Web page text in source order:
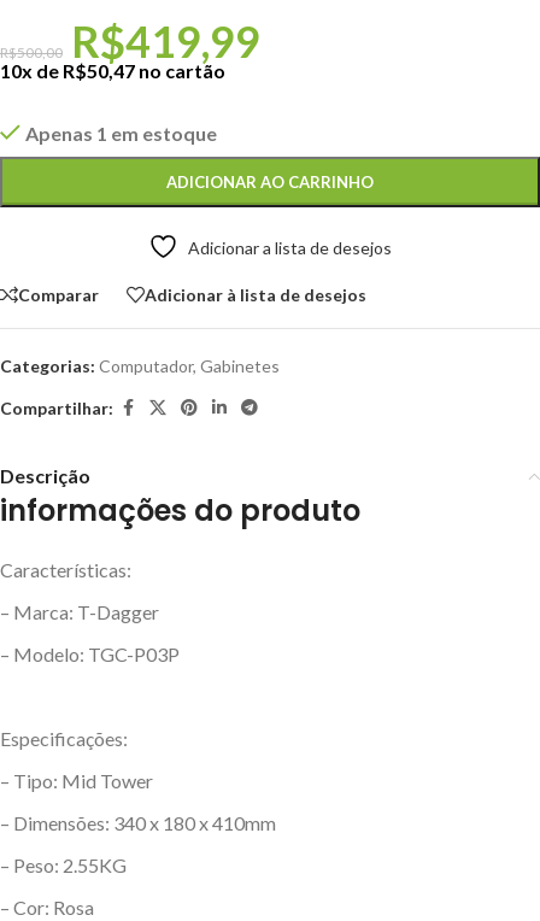
R$500,00 R$419,99
10x de R$50,47 no cartão
Apenas 1 em estoque
ADICIONAR AO CARRINHO
Adicionar a lista de desejos
Comparar Adicionar à lista de desejos
Categorias: Computador, Gabinetes
Compartilhar:
Descrição
informações do produto
Características:
– Marca: T-Dagger
– Modelo: TGC-P03P
Especificações:
– Tipo: Mid Tower
– Dimensões: 340 x 180 x 410mm
– Peso: 2.55KG
– Cor: Rosa